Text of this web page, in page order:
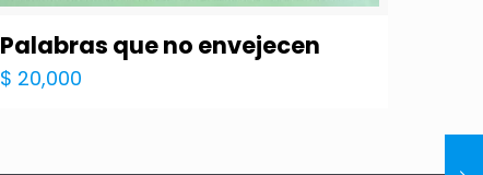
Palabras que no envejecen
$ 20,000